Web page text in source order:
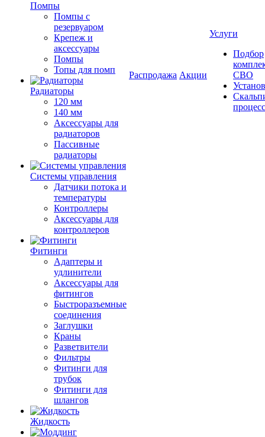
Помпы
Помпы с
резервуаром
Крепеж и
аксессуары
Помпы
Топы для помп
Радиаторы
120 мм
140 мм
Аксессуары для
радиаторов
Пассивные
радиаторы
Системы управления
Датчики потока и
температуры
Контроллеры
Аксессуары для
контроллеров
Фитинги
Адаптеры и
удлинители
Аксессуары для
фитингов
Быстроразъемные
соединения
Заглушки
Краны
Разветвители
Фильтры
Фитинги для
трубок
Фитинги для
шлангов
Жидкость
Распродажа Акции
Услуги
Подбор
СВО